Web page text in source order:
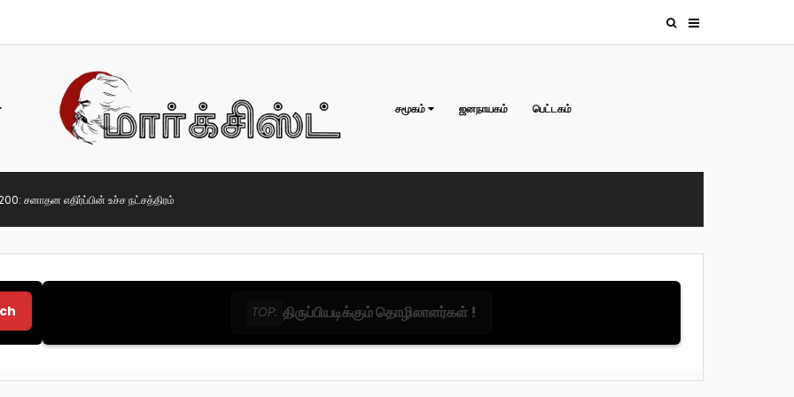
சமூகம் ஜனநாயகம் பெட்டகம்
சனாதன எதிர்ப்பின் உச்ச நட்சத்திரம்
TOP: திருப்பியடிக்கும் தொழிலாளர்கள் !